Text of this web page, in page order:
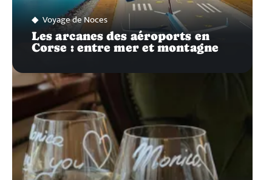
Voyage de Noces
Les arcanes des aéroports en
Corse : entre mer et montagne